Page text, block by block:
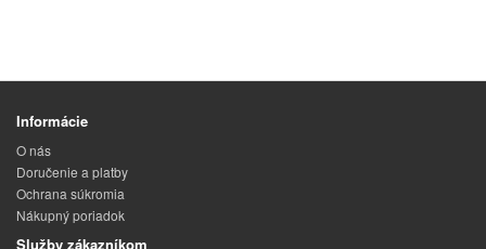
Informácie
O nás
Doručenie a platby
Ochrana súkromia
Nákupný poriadok
Služby zákazníkom